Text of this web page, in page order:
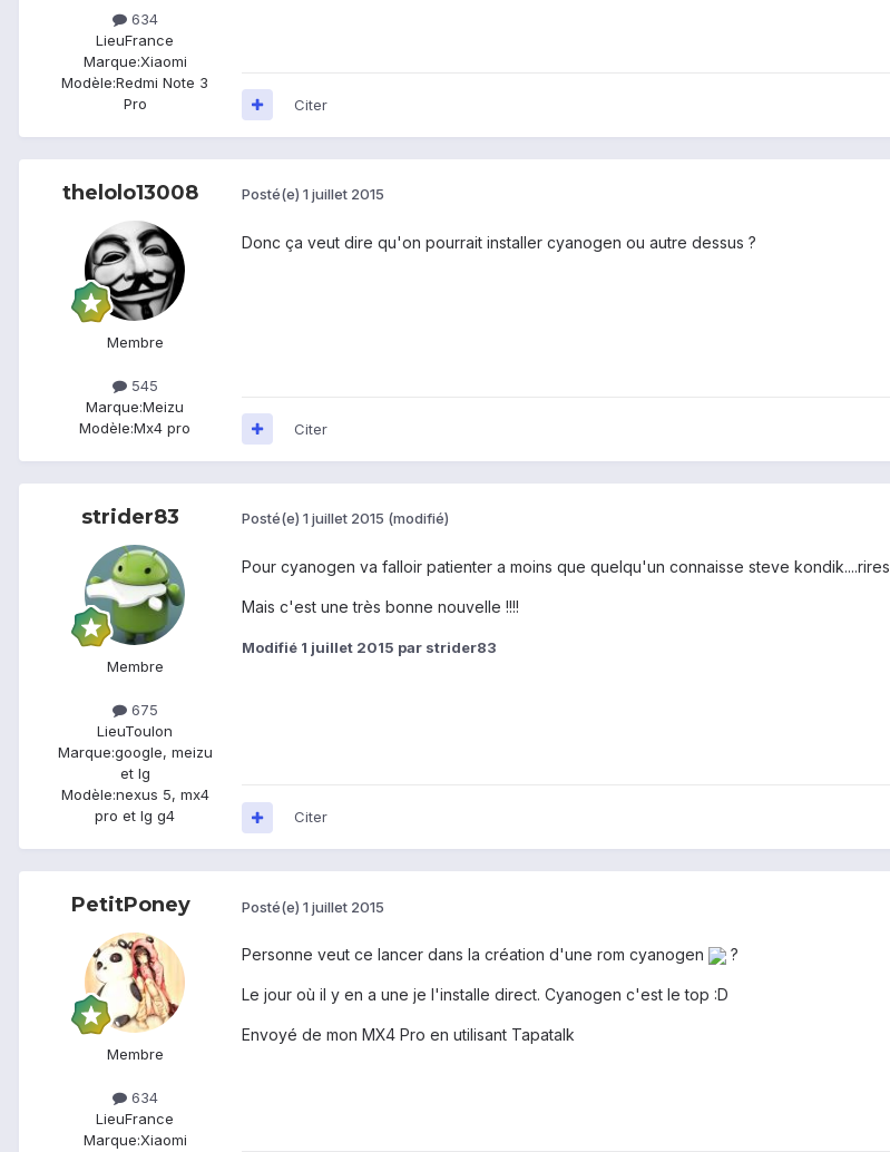
634
LieuFrance
Marque:Xiaomi
Modèle:Redmi Note 3
Pro
Citer
thelolo13008
Membre
545
Marque:Meizu
Modèle:Mx4 pro
Posté(e) 1 juillet 2015
Donc ça veut dire qu'on pourrait installer cyanogen ou autre dessus ?
Citer
strider83
Membre
675
LieuToulon
Marque:google, meizu
et lg
Modèle:nexus 5, mx4
pro et lg g4
Posté(e) 1 juillet 2015 (modifié)
Pour cyanogen va falloir patienter a moins que quelqu'un connaisse steve kondik....rires
Mais c'est une très bonne nouvelle !!!!
Modifié 1 juillet 2015 par strider83
Citer
PetitPoney
Membre
634
LieuFrance
Marque:Xiaomi
Posté(e) 1 juillet 2015
Personne veut ce lancer dans la création d'une rom cyanogen ?
Le jour où il y en a une je l'installe direct. Cyanogen c'est le top :D
Envoyé de mon MX4 Pro en utilisant Tapatalk